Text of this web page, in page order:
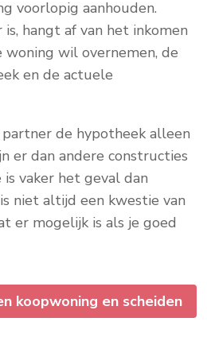
voorlopig aanhouden.
hangt af van het inkomen
wil overnemen, de
en de actuele
de hypotheek alleen
er dan andere constructies
vaker het geval dan
niet altijd een kwestie van
er mogelijk is als je goed
koopwoning en scheiden